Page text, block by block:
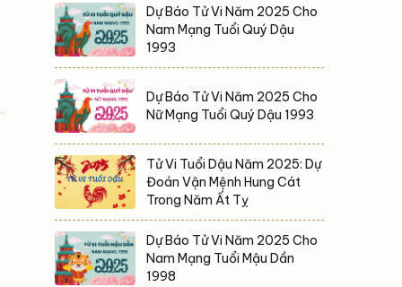
Dự Báo Tử Vi Năm 2025 Cho
Nam Mạng Tuổi Quý Dậu
1993
Dự Báo Tử Vi Năm 2025 Cho
Nữ Mạng Tuổi Quý Dậu 1993
Tử Vi Tuổi Dậu Năm 2025: Dự
Đoán Vận Mệnh Hung Cát
Trong Năm Ất Tỵ
Dự Báo Tử Vi Năm 2025 Cho
Nam Mạng Tuổi Mậu Dần
1998